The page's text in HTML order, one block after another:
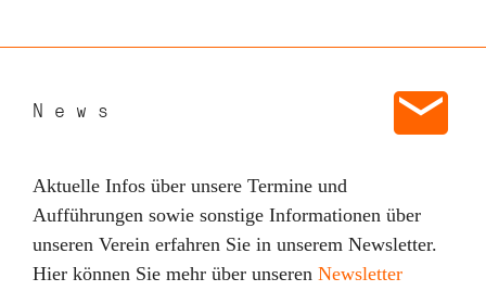
News
Aktuelle Infos über unsere Termine und
Aufführungen sowie sonstige Informationen über
unseren Verein erfahren Sie in unserem Newsletter.
Hier können Sie mehr über unseren Newsletter